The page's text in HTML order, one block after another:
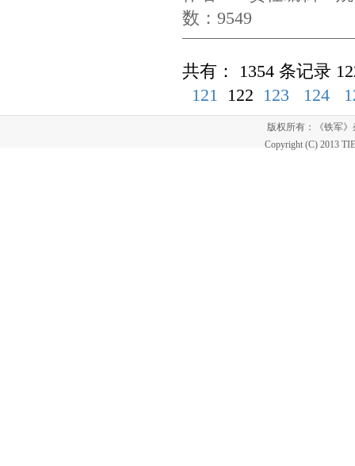
数：9549
共有： 1354 条记录
121 122 123 124
版权所有：《铁军
Copyright (C) 2013